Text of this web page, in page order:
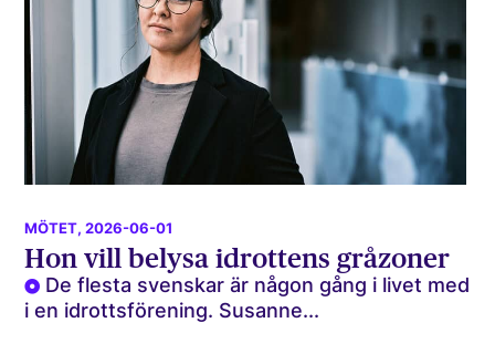
MÖTET, 2026-06-01
Hon vill belysa idrottens gråzoner
De flesta svenskar är någon gång i livet med
i en idrottsförening. Susanne...